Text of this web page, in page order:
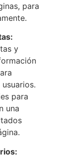
para
y
para
una